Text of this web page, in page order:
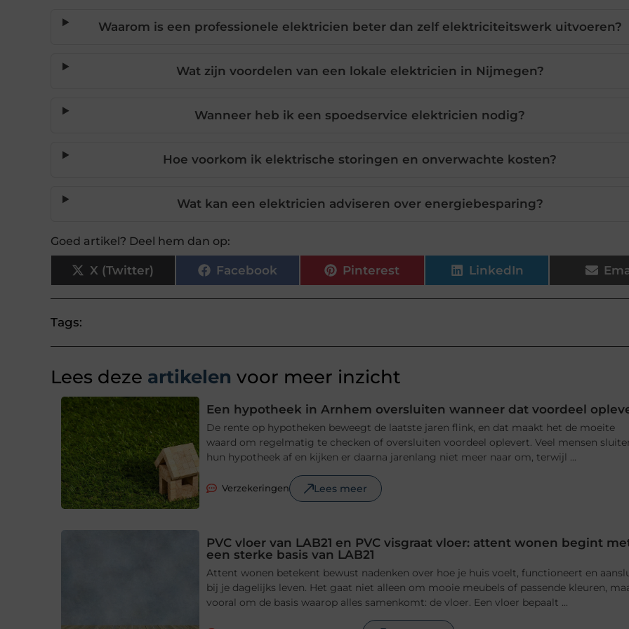
Waarom is een professionele elektricien beter dan zelf elektriciteitswerk uitvoeren?
Wat zijn voordelen van een lokale elektricien in Nijmegen?
Wanneer heb ik een spoedservice elektricien nodig?
Hoe voorkom ik elektrische storingen en onverwachte kosten?
Wat kan een elektricien adviseren over energiebesparing?
Goed artikel? Deel hem dan op:
X (Twitter) Facebook Pinterest LinkedIn
Tags:
Lees deze artikelen voor meer inzicht
Een hypotheek in Arnhem oversluiten wanneer dat voordeel
De rente op hypotheken beweegt de laatste jaren flink, en dat maakt het de moeite
waard om regelmatig te checken of oversluiten voordeel oplevert. Veel mensen
hun hypotheek af en kijken er daarna jarenlang niet meer naar om, terwijl ...
Verzekeringen Lees meer
PVC vloer van LAB21 en PVC visgraat vloer: attent wonen begint
een sterke basis van LAB21
Attent wonen betekent bewust nadenken over hoe je huis voelt, functioneert en
bij je dagelijks leven. Het gaat niet alleen om mooie meubels of passende kleuren,
vooral om de basis waarop alles samenkomt: de vloer. Een vloer bepaalt ...